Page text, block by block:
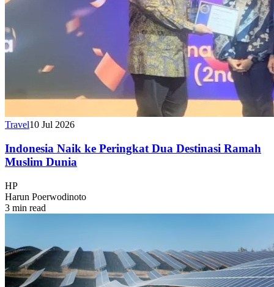
Travel10 Jul 2026
Indonesia Naik ke Peringkat Dua Destinasi Ramah
Muslim Dunia
HP
Harun Poerwodinoto
3 min read